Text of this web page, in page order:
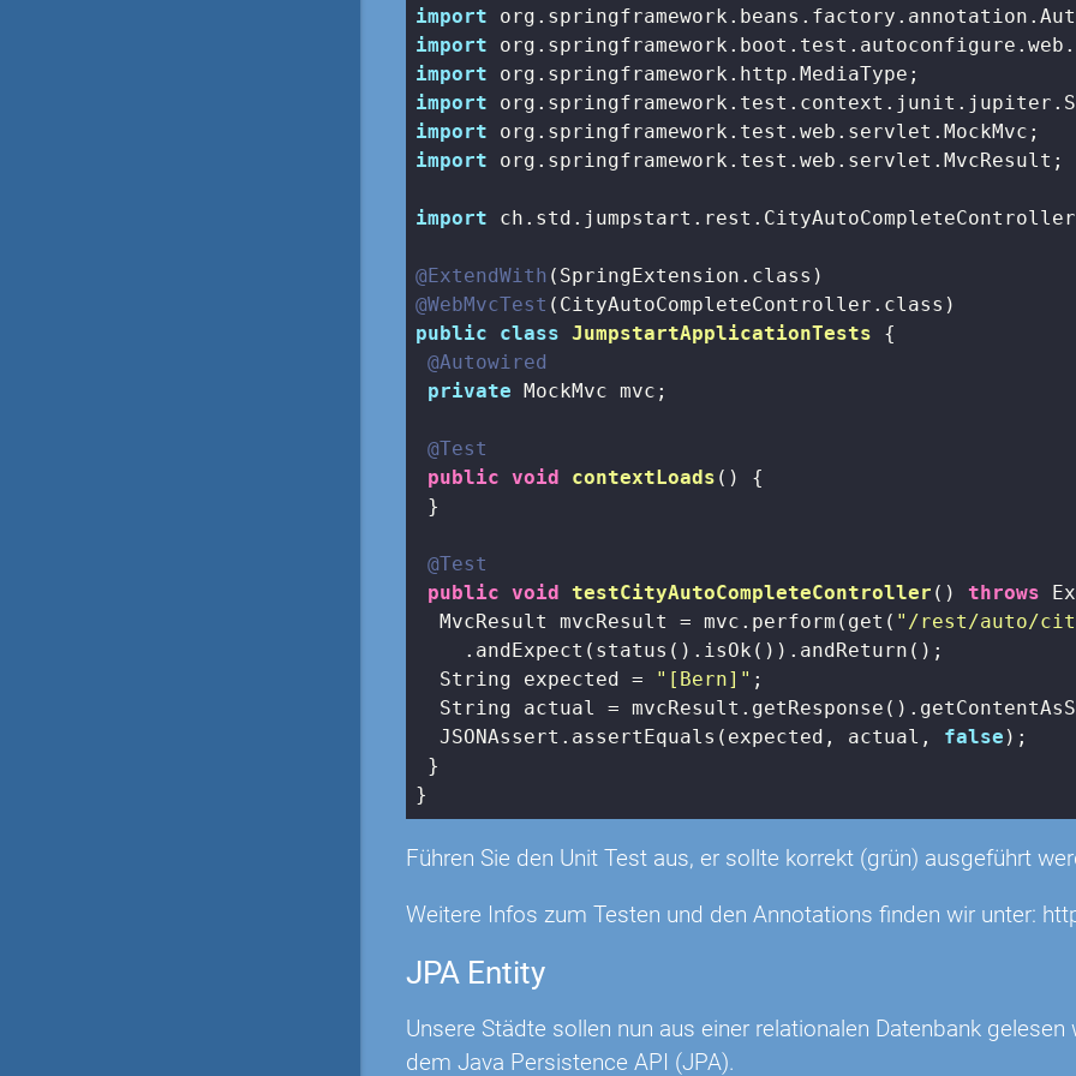
import
import
import
import
import
import org.springframework.test.web.servlet.MvcResult;
import
@ExtendWith
@WebMvcTest
public
class JumpstartApplicationTests
{
@Autowired
private MockMvc mvc;
@Test
public void contextLoads ()
{
}
@Test
public void testCityAutoCompleteController () throws
  MvcResult mvcResult = mvc.perform(get(
"/rest/auto/
    .andExpect(status().isOk()).andReturn();
  String expected =
"[Bern]" ;
String actual =
  JSONAssert.assertEquals(expected, actual,
false );
}
}
Führen Sie den Unit Test aus, er sollte korrekt (grün) ausgeführt
Weitere Infos zum Testen und den Annotations finden wir unter:
JPA Entity
Unsere Städte sollen nun aus einer relationalen Datenbank
dem Java Persistence API (JPA).